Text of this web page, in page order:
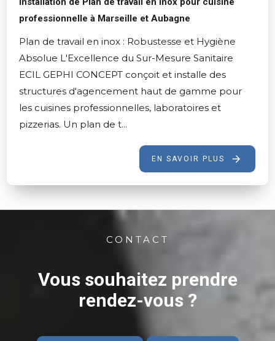
professionnelle à Marseille et Aubagne
Plan de travail en inox : Robustesse et Hygiène
Absolue L'Excellence du Sur-Mesure Sanitaire
ECIL GEPHI CONCEPT conçoit et installe des
structures d'agencement haut de gamme pour
les cuisines professionnelles, laboratoires et
pizzerias. Un plan de t...
EN SAVOIR PLUS
CONTACT
Vous souhaitez prendre
rendez-vous ?